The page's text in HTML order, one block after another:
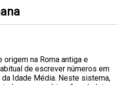
origem na Roma antiga e
de escrever números em
da Idade Média. Neste sistema,